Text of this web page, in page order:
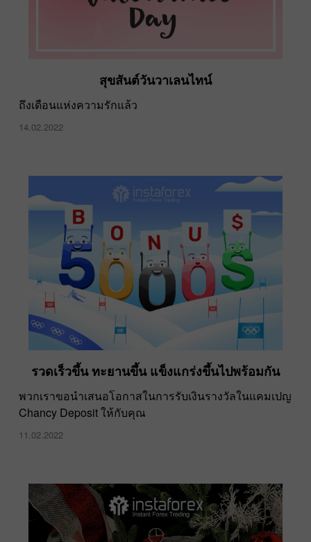
สุขสันต์วันวาเลนไทน์
ถึงเดือนแห่งความรักแล้ว
14.02.2022
รวดเร็วขึ้น ทะยานขึ้น แข็งแกร่งขึ้นไปพร้อมกัน
พวกเราขอนำเสนอโอกาสในการรับเงินรางวัลในแคมเปญ
Chancy Deposit ให้กับคุณ
11.02.2022